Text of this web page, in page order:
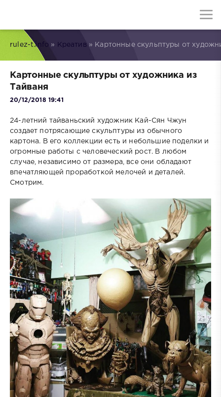
rulez-t.info » Креатив » Картонные скульптуры от
Картонные скульптуры от художника из
Тайваня
20/12/2018 19:41
24-летний тайваньский художник Кай-Сян Чжун
создает потрясающие скульптуры из обычного
картона. В его коллекции есть и небольшие поделки и
огромные работы с человеческий рост. В любом
случае, независимо от размера, все они обладают
впечатляющей проработкой мелочей и деталей.
Смотрим.